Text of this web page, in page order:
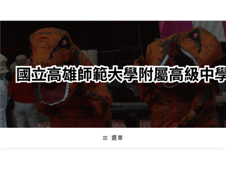
轉
要
內
容
選單